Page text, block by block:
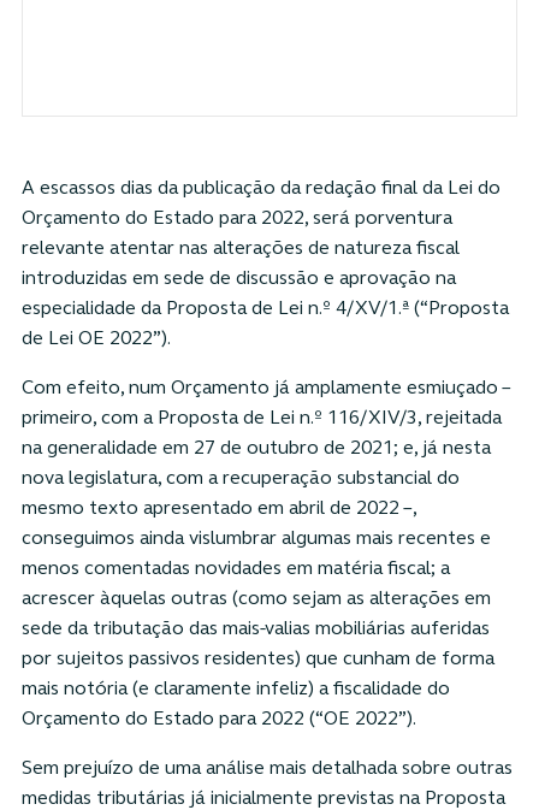
A escassos dias da publicação da redação final da Lei do
Orçamento do Estado para 2022, será porventura
relevante atentar nas alterações de natureza fiscal
introduzidas em sede de discussão e aprovação na
especialidade da Proposta de Lei n.º 4/XV/1.ª (“Proposta
de Lei OE 2022”).
Com efeito, num Orçamento já amplamente esmiuçado –
primeiro, com a Proposta de Lei n.º 116/XIV/3, rejeitada
na generalidade em 27 de outubro de 2021; e, já nesta
nova legislatura, com a recuperação substancial do
mesmo texto apresentado em abril de 2022 –,
conseguimos ainda vislumbrar algumas mais recentes e
menos comentadas novidades em matéria fiscal; a
acrescer àquelas outras (como sejam as alterações em
sede da tributação das mais-valias mobiliárias auferidas
por sujeitos passivos residentes) que cunham de forma
mais notória (e claramente infeliz) a fiscalidade do
Orçamento do Estado para 2022 (“OE 2022”).
Sem prejuízo de uma análise mais detalhada sobre outras
medidas tributárias já inicialmente previstas na Proposta